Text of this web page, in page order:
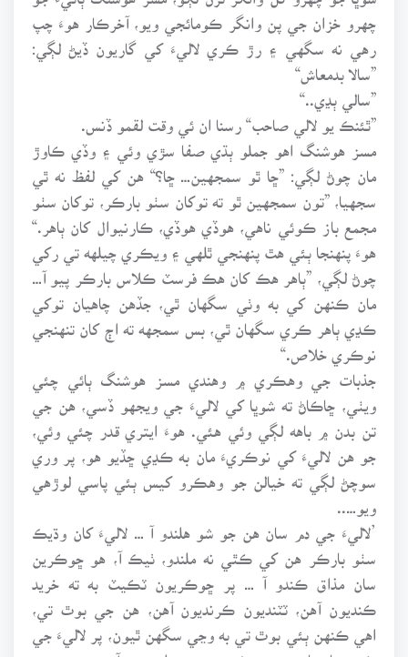
چهرو خزان جي پن وانگر ڪومائجي ويو، آخرڪار هوءَ چپ
رهي نه سگهي ۽ رڙ ڪري لاليءَ کي گاريون ڏيڻ لڳي:
”سالا بدمعاش“
”سالي ٻڍي..“
”ٿئنڪ يو لالي صاحب“ رسنا ان ئي وقت لقمو ڏنس.
مسز هوشنگ اهو جملو ٻڌي صفا سڙي وئي ۽ وڏي ڪاوڙ
مان چوڻ لڳي: ”ڇا ٿو سمجهين… ڇا؟“ هن کي لفظ نه ٿي
سجهيا، ”تون سمجهين ٿو ته توکان سٺو بارڪر، توکان سٺو
مجمع باز ڪوئي ناهي، هوڏي هوڏي، ڪارنيوال کان ٻاهر.“
هوءَ پنهنجا ٻئي هٿ پنهنجي ٿلهي ۽ ويڪري چيلهه تي رکي
چوڻ لڳي، ”ٻاهر هڪ کان هڪ فرسٽ ڪلاس بارڪر پيو آ…
مان ڪنهن کي به وٺي سگهان ٿي، جڏهن چاهيان توکي
ڪڍي ٻاهر ڪري سگهان ٿي، بس سمجهه ته اڄ کان تنهنجي
نوڪري خلاص.“
جذبات جي وهڪري ۾ وهندي مسز هوشنگ ٻائي چئي
ويٺي، ڇاڪاڻ ته شوڀا کي لاليءَ جي ويجهو ڏسي، هن جي
تن بدن ۾ باهه لڳي وئي هئي. هوءَ ايتري قدر چئي وئي،
جو هن لاليءَ کي نوڪريءَ مان به ڪڍي ڇڏيو هو، پر وري
سوچڻ لڳي ته خيالن جو وهڪرو کيس ٻئي پاسي لوڙهي
’لاليءَ جي دم سان هن جو شو هلندو آ … لاليءَ کان وڌيڪ
سٺو بارڪر هن کي ڪٿي نه ملندو، ٺيڪ آ، هو ڇوڪرين
سان مذاق ڪندو آ … پر ڇوڪريون ٽڪيٽ به ته خريد
ڪنديون آهن، ٽٽنديون ڪرنديون آهن، هن جي بوٿ تي،
اهي ڪنهن ٻئي بوٿ تي به وڃي سگهن ٿيون، پر لاليءَ جي
ڪري بار بار هن جي ئي بوٿ تي اينديون آهن، هن سڄي